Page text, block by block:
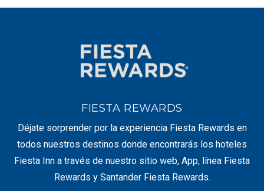
FIESTA REWARDS
Déjate sorprender por la experiencia Fiesta Rewards en
todos nuestros destinos donde encontrarás los hoteles
Fiesta Inn a través de nuestro sitio web, App, línea Fiesta
Rewards y Santander Fiesta Rewards.